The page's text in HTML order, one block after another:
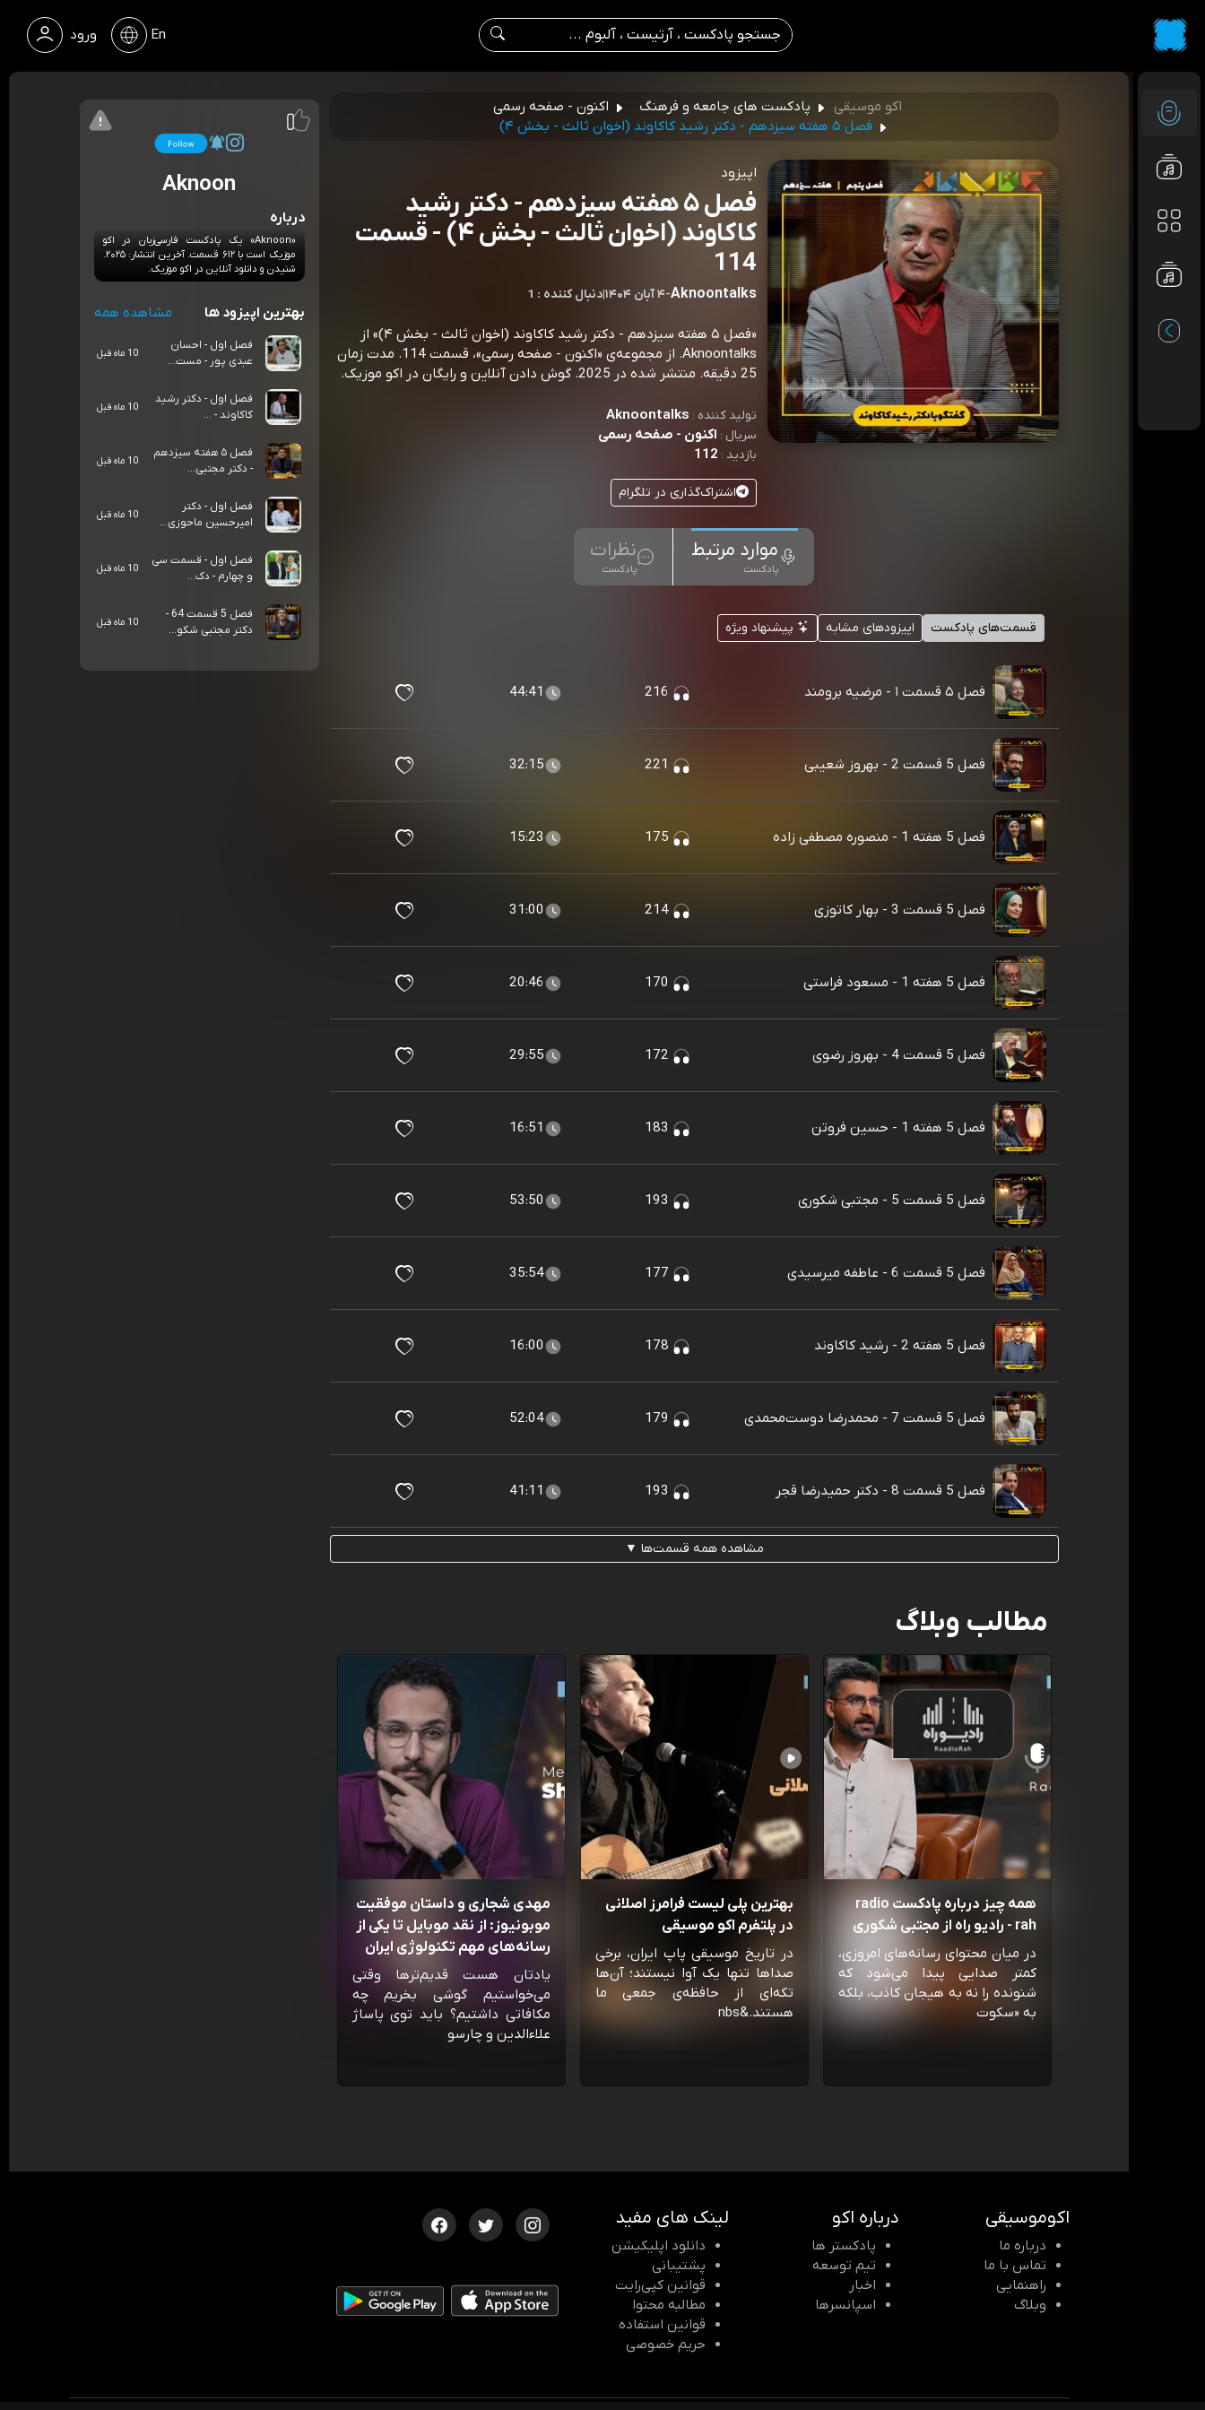
ورود En
اکو موسیقی پادکست های جامعه و فرهنگ
اکنون - صفحه رسمی
فصل ۵ هفته سیزدهم - دکتر رشید کاکاوند (اخوان ثالث - بخش ۴)
اپیزود
فصل ۵ هفته سیزدهم - دکتر رشید
کاکاوند (اخوان ثالث - بخش ۴) - قسمت
114
Aknoontalks
-۴ آبان ۱۴۰۴ |1 : دنبال کننده
«فصل ۵ هفته سیزدهم - دکتر رشید کاکاوند (اخوان ثالث - بخش ۴)» از
Aknoontalks. از مجموعه‌ی «اکنون - صفحه رسمی»، قسمت 114. مدت زمان
25 دقیقه. منتشر شده در 2025. گوش دادن آنلاین و رایگان در اکو موزیک.
تولید کننده : Aknoontalks
سریال : اکنون - صفحه رسمی
بازدید : 112
اشتراک‌گذاری در تلگرام
موارد مرتبط
پادکست
نظرات
پادکست
قسمت‌های پادکست اپیزودهای مشابه پیشنهاد ویژه
فصل ۵ قسمت ۱ - مرضیه برومند 44:41
فصل 5 قسمت 2 - بهروز شعیبی 32:15
فصل 5 هفته 1 - منصوره مصطفی زاده 15:23
فصل 5 قسمت 3 - بهار کاتوزی 214
31:00
فصل 5 هفته 1 - مسعود فراستی 20:46
فصل 5 قسمت 4 - بهروز رضوی 29:55
فصل 5 هفته 1 - حسین فروتن 16:51
فصل 5 قسمت 5 - مجتبی شکوری 53:50
فصل 5 قسمت 6 - عاطفه میرسیدی 35:54
فصل 5 هفته 2 - رشید کاکاوند 16:00
فصل 5 قسمت 7 - محمدرضا دوست‌محمدی 52:04
فصل 5 قسمت 8 - دکتر حمیدرضا قجر 41:11
مشاهده همه قسمت‌ها ▼
مطالب وبلاگ
همه چیز درباره پادکست radio
rah - رادیو راه از مجتبی شکوری
در میان محتوای رسانه‌های امروزی،
کمتر صدایی پیدا می‌شود که
شنونده را نه به هیجان کاذب، بلکه
به «سکوت
بهترین پلی لیست فرامرز اصلانی
در پلتفرم اکو موسیقی
در تاریخ موسیقی پاپ ایران، برخی
صداها تنها یک آوا نیستند؛ آن‌ها
تکه‌ای از حافظه‌ی جمعی ما
هستند.&nbs
مهدی شجاری و داستان موفقیت
موبونیوز: از نقد موبایل تا یکی از
رسانه‌‌های مهم تکنولوژی ایران
یادتان هست قدیم‌ترها وقتی
می‌خواستیم گوشی بخریم چه
مکافاتی داشتیم؟ باید توی پاساژ
علاءالدین و چارسو
Aknoon
درباره
«Aknoon» یک پادکست فارسی‌زبان در اکو
موزیک است با ۶۱۲ قسمت. آخرین انتشار: ۲۰۲۵.
شنیدن و دانلود آنلاین در اکو موزیک.
بهترین اپیزود ها مشاهده همه
فصل اول - احسان
عبدی پور - مست...
10 ماه قبل
فصل اول - دکتر رشید
کاکاوند - ...
10 ماه قبل
فصل ۵ هفته سیزدهم
- دکتر مجتبی...
10 ماه قبل
فصل اول - دکتر
امیرحسین ماحوزی...
10 ماه قبل
فصل اول - قسمت سی
و چهارم - دک...
10 ماه قبل
فصل 5 قسمت 64 -
دکتر مجتبی شکو...
10 ماه قبل
اکوموسیقی
درباره ما
تماس با ما
راهنمایی
وبلاگ
درباره اکو
پادکستر ها
تیم توسعه
اخبار
اسپانسرها
لینک های مفید
دانلود اپلیکیشن
پشتیبانی
قوانین کپی‌رایت
مطالبه محتوا
قوانین استفاده
حریم خصوصی